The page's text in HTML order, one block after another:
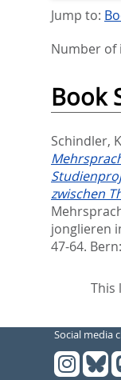
Jump to:
Number of
Book
Schindler,
zwischen
jonglieren
47-64.
This
Social media